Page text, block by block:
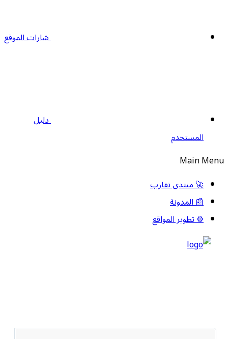
شارات الموقع
دليل
المستخدم
Main Menu
🚀 منتدى تقارب
📰 المدونة
⚙️ تطوير المواقع